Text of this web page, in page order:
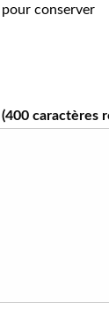
conserver
400 caractères